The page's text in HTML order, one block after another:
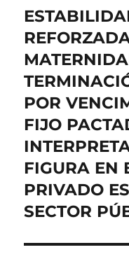
Entrada
siguiente:
POR
FIJO
FIGURA EN
PRIVADO
SECTOR